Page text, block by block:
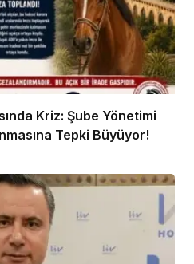
Kriz: Şube Yönetimi
Tepki Büyüyor!